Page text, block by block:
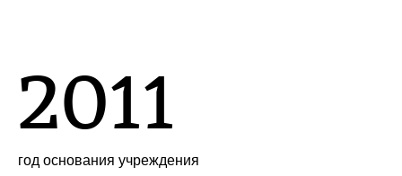
2011
год основания учреждения